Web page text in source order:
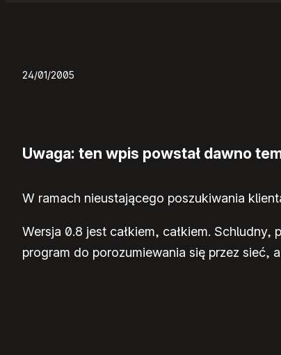
24/01/2005
Uwaga: ten wpis powstał dawno
W ramach nieustającego poszukiwania
Wersja 0.8 jest całkiem, całkiem.
program do porozumiewania się przez sieć,